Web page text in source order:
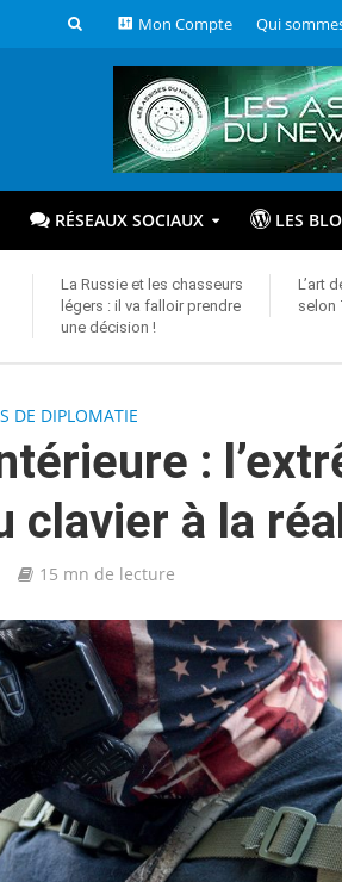
Mon Compte Qui
RÉSEAUX SOCIAUX LES
La Russie et les chasseurs
légers : il va falloir prendre
une décision !
L’art
selon
DE DIPLOMATIE
:
clavier à la
15 mn de lecture